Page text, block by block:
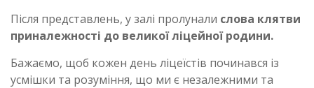
Після представлень, у залі пролунали слова клятви
приналежності до великої ліцейної родини.
Бажаємо, щоб кожен день ліцеїстів починався із
усмішки та розуміння, що ми є незалежними та